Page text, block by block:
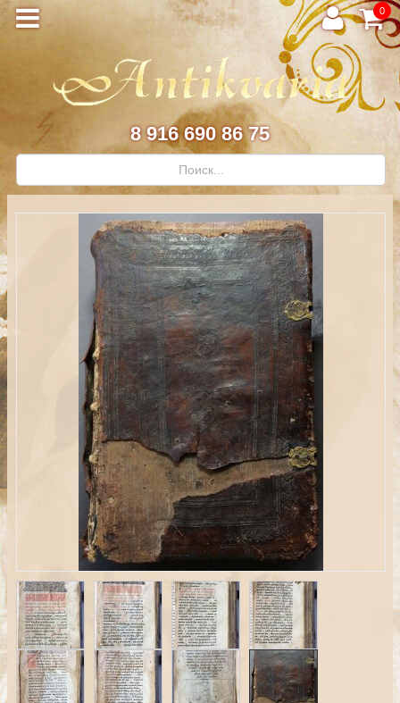
0
8 916 690 86 75